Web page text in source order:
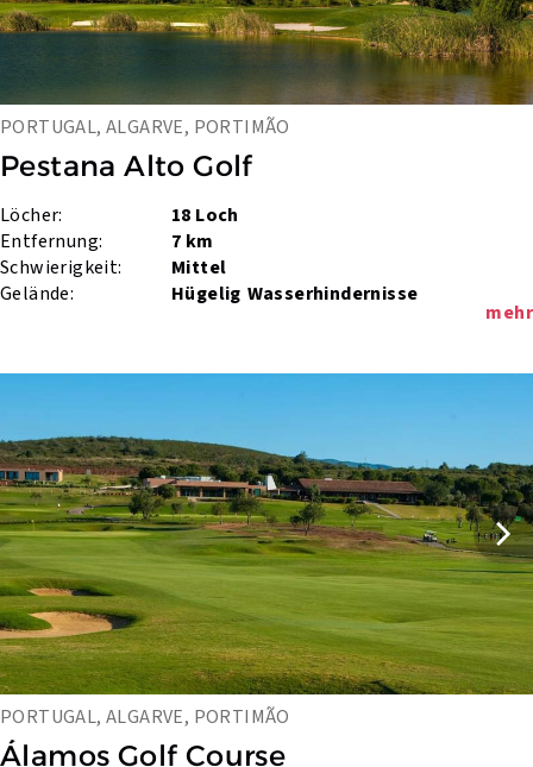
PORTUGAL, ALGARVE, PORTIMÃO
Pestana Alto Golf
Löcher:
18 Loch
Entfernung:
7 km
Schwierigkeit:
Mittel
Gelände:
Hügelig Wasserhindernisse
mehr
PORTUGAL, ALGARVE, PORTIMÃO
Álamos Golf Course